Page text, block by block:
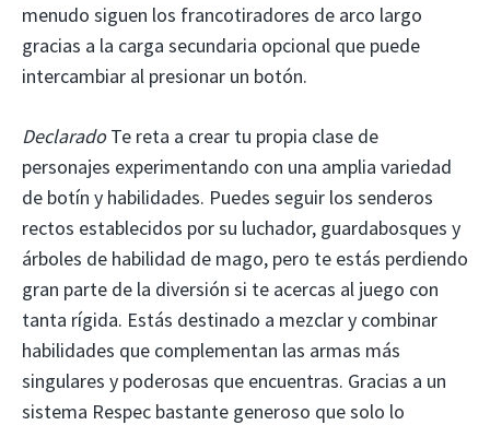
menudo siguen los francotiradores de arco largo
gracias a la carga secundaria opcional que puede
intercambiar al presionar un botón.
DeclaradoTe reta a crear tu propia clase de
personajes experimentando con una amplia variedad
de botín y habilidades. Puedes seguir los senderos
rectos establecidos por su luchador, guardabosques y
árboles de habilidad de mago, pero te estás perdiendo
gran parte de la diversión si te acercas al juego con
tanta rígida. Estás destinado a mezclar y combinar
habilidades que complementan las armas más
singulares y poderosas que encuentras. Gracias a un
sistema Respec bastante generoso que solo lo